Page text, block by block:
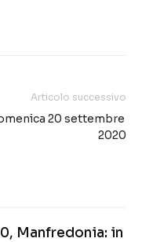
Articolo successivo
20 settembre
2020
Manfredonia: in